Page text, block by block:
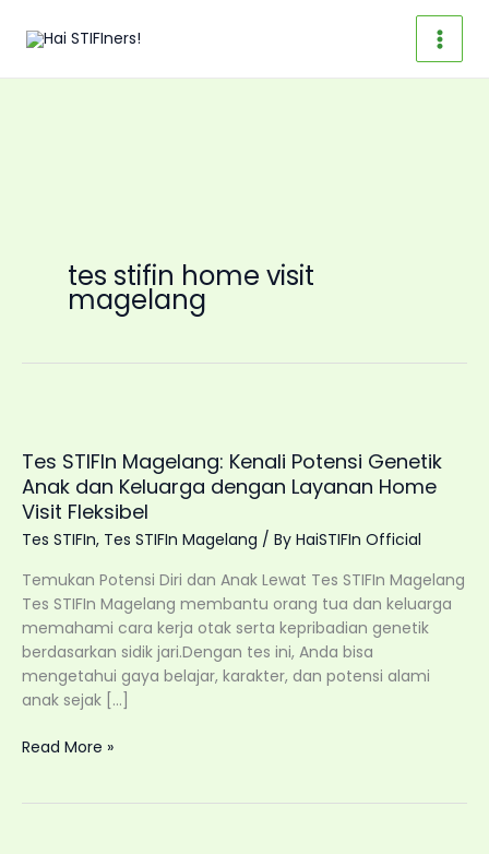
tes stifin home visit
magelang
Tes STIFIn Magelang: Kenali Potensi Genetik
Anak dan Keluarga dengan Layanan Home
Visit Fleksibel
Tes STIFIn, Tes STIFIn Magelang / By HaiSTIFIn Official
Temukan Potensi Diri dan Anak Lewat Tes STIFIn Magelang
Tes STIFIn Magelang membantu orang tua dan keluarga
memahami cara kerja otak serta kepribadian genetik
berdasarkan sidik jari.Dengan tes ini, Anda bisa
mengetahui gaya belajar, karakter, dan potensi alami
anak sejak […]
Tes
Read More »